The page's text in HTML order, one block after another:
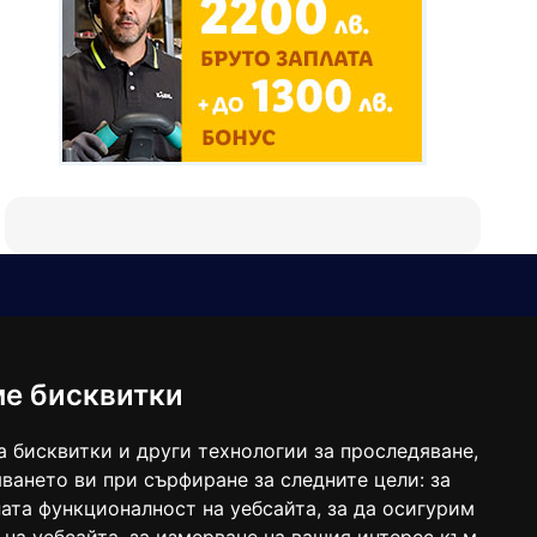
бисквитки
бисквитки и други технологии за проследяване,
ви при сърфиране за следните цели: за
функционалност на уебсайта, за да осигурим
balgarkanews@gmail.com